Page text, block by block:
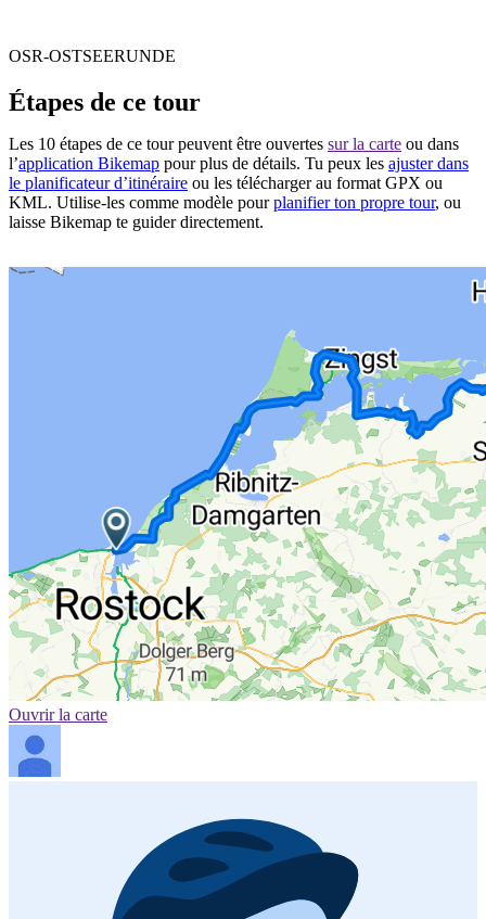
OSR-OSTSEERUNDE
Étapes de ce tour
Les 10 étapes de ce tour peuvent être ouvertes sur la carte ou dans
l’application Bikemap pour plus de détails. Tu peux les ajuster dans
le planificateur d’itinéraire ou les télécharger au format GPX ou
KML. Utilise-les comme modèle pourplanifier ton propre tour, ou
laisse Bikemap te guider directement.
Ouvrir la carte